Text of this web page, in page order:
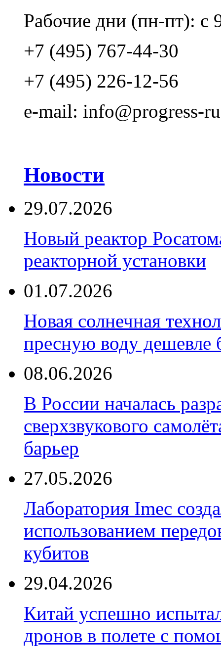
Рабочие дни (пн-пт): с
+7 (495) 767-44-30
+7 (495) 226-12-56
e-mail: info@progress-
Новости
29.07.2026
Новый реактор
реакторной установки
01.07.2026
Новая солнечная
пресную воду дешевле
08.06.2026
В России началась
сверхзвукового
барьер
27.05.2026
Лаборатория Imec
использованием
кубитов
29.04.2026
Китай успешно
дронов в полете с